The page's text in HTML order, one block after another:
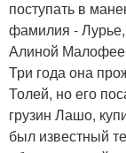
поступать в
фамилия - Лурье,
Алиной
Три года она
Толей, но его
грузин Лашо,
был известный